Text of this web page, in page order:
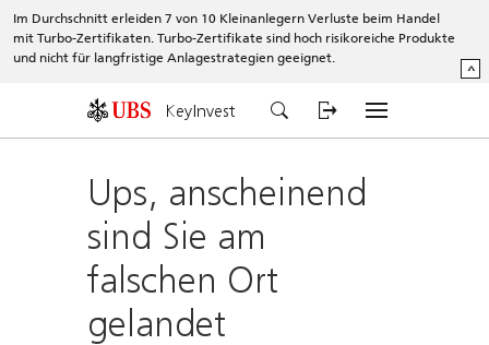
Im Durchschnitt erleiden 7 von 10 Kleinanlegern Verluste beim Handel
mit Turbo-Zertifikaten. Turbo-Zertifikate sind hoch risikoreiche Produkte
und nicht für langfristige Anlagestrategien geeignet.
^
KeyInvest
Ups, anscheinend
sind Sie am
falschen Ort
gelandet